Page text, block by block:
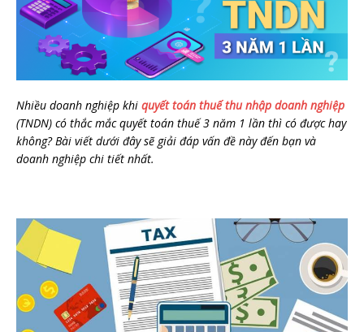
Nhiều doanh nghiệp khi quyết toán thuế thu nhập doanh nghiệp
(TNDN) có thắc mắc quyết toán thuế 3 năm 1 lần thì có được hay
không? Bài viết dưới đây sẽ giải đáp vấn đề này đến bạn và
doanh nghiệp chi tiết nhất.